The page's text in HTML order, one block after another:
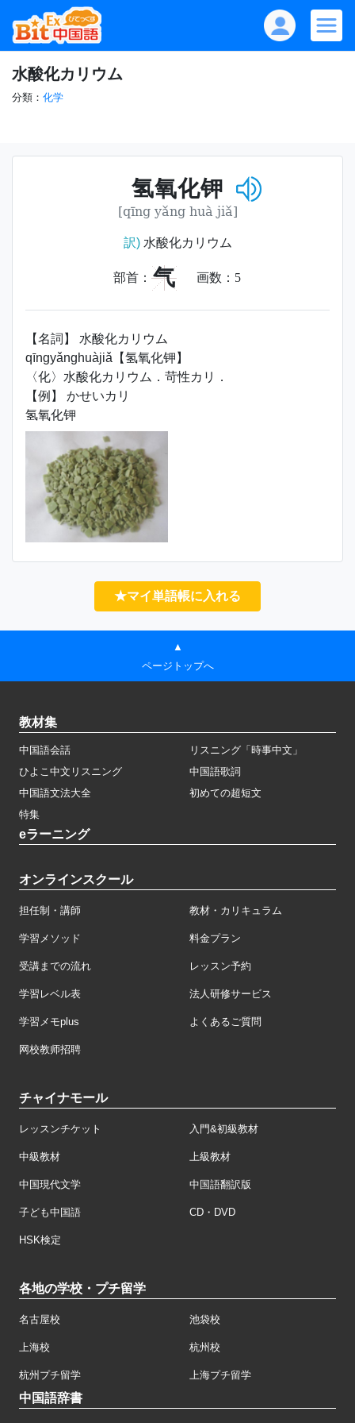
水酸化カリウム
分類： 化学
氢氧化钾
[qīng yǎng huà jiǎ]
訳)水酸化カリウム
部首： 气 画数： 5
【名詞】 水酸化カリウム
qīngyǎnghuàjiǎ【氢氧化钾】
〈化〉水酸化カリウム．苛性カリ．
【例】 かせいカリ
氢氧化钾
★マイ単語帳に入れる
▲
ページトップへ
教材集
中国語会話
リスニング「時事中文」
ひよこ中文リスニング
中国語歌詞
中国語文法大全
初めての超短文
特集
eラーニング
オンラインスクール
担任制・講師 教材・カリキュラム
学習メソッド 料金プラン
受講までの流れ レッスン予約
学習レベル表 法人研修サービス
学習メモplus よくあるご質問
网校教师招聘
チャイナモール
レッスンチケット 入門&初級教材
中級教材 上級教材
中国現代文学 中国語翻訳版
子ども中国語 CD・DVD
HSK検定
各地の学校・プチ留学
名古屋校 池袋校
上海校 杭州校
杭州プチ留学 上海プチ留学
中国語辞書